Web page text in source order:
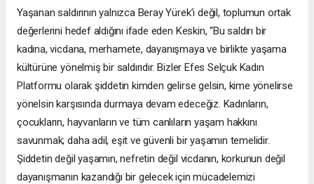
Yaşanan saldırının yalnızca Beray Yürek’i değil, toplumun ortak
değerlerini hedef aldığını ifade eden Keskin, “Bu saldırı bir
kadına, vicdana, merhamete, dayanışmaya ve birlikte yaşama
kültürüne yönelmiş bir saldırıdır. Bizler Efes Selçuk Kadın
Platformu olarak şiddetin kimden gelirse gelsin, kime yönelirse
yönelsin karşısında durmaya devam edeceğiz. Kadınların,
çocukların, hayvanların ve tüm canlıların yaşam hakkını
savunmak; daha adil, eşit ve güvenli bir yaşamın temelidir.
Şiddetin değil yaşamın, nefretin değil vicdanın, korkunun değil
dayanışmanın kazandığı bir gelecek için mücadelemizi